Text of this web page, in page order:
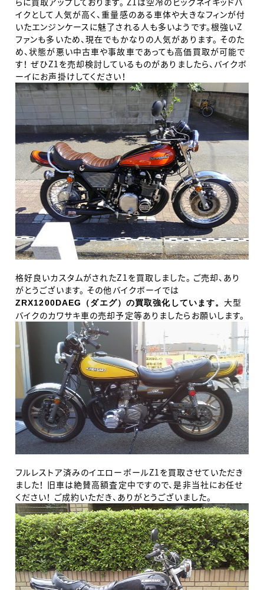
イクとして人気が高く、重量感のある車体や大きなフィンが付
いたエンジンケースに魅了される人も多いようです。根強いZ
ファンも多いため、現在でもかなりの人気があります。 そのた
め、状態が悪い中古車や事故車であっても高価買取が可能で
す！ ぜひZ1を売却検討しているものがありましたら、バイクボ
ーイにお声掛けしてください！
格好良いカスタムがされたZ1を買取しました。 ご売却、あり
がとうございます。 その他バイクボーイでは
ZRX1200DAEG（ダエグ）の買取強化しています。 大型
バイクのカワサキ車の売却予定等ありましたらお願いします。
フルレストア済みのイエローボールZ1を買取させていただき
ました！ 旧車は絶賛高額査定中ですので、是非当社にお任せ
ください！ ご成約いただき、ありがとうございました。